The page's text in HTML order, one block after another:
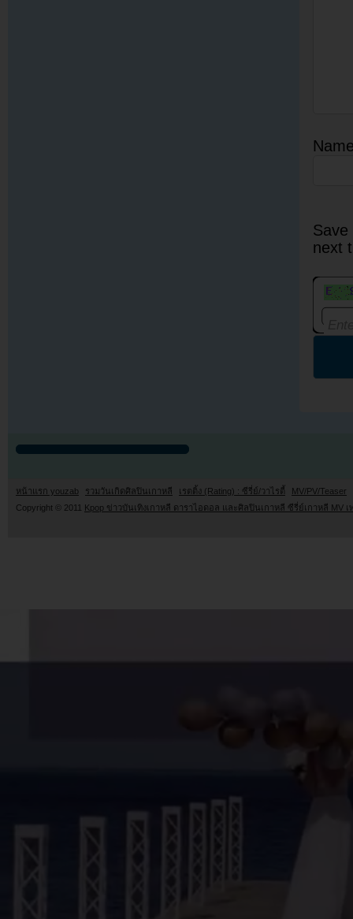
next
หน้าแรก youzab รวมวันเกิดศิลปินเกาหลี เรตติ้ง (Rating) : ซีรี่ย์/วาไรตี้
MV/PV/Teaser
Copyright © 2011 Kpop ข่าวบันเทิงเกาหลี ดาราไอดอล และศิลปินเกาหลี ซีรี่ย์เกาหลี MV